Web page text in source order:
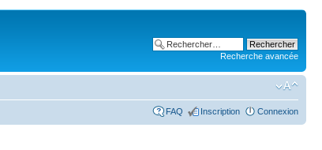
Recherche avancée
FAQ Inscription Connexion